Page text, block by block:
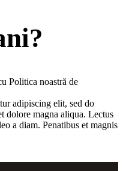
Politica noastră de
adipiscing elit, sed do
dolore magna aliqua. Lectus
a diam. Penatibus et magnis